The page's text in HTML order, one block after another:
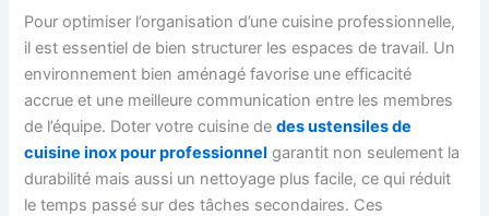
Pour optimiser l’organisation d’une cuisine professionnelle,
il est essentiel de bien structurer les espaces de travail. Un
environnement bien aménagé favorise une efficacité
accrue et une meilleure communication entre les membres
de l’équipe. Doter votre cuisine dedes ustensiles de
cuisine inox pour professionnel garantit non seulement la
durabilité mais aussi un nettoyage plus facile, ce qui réduit
le temps passé sur des tâches secondaires. Ces